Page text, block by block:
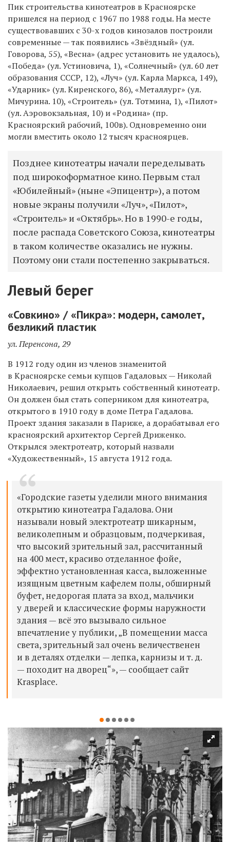
Пик строительства кинотеатров в Красноярске
пришелся на период с 1967 по 1988 годы. На месте
существовавших с 30-х годов кинозалов построили
современные — так появились «Звёздный» (ул.
Говорова, 55), «Весна» (адрес установить не удалось),
«Победа» (ул. Устиновича, 1), «Солнечный» (ул. 60 лет
образования СССР, 12), «Луч» (ул. Карла Маркса, 149),
«Ударник» (ул. Киренского, 86), «Металлург» (ул.
Мичурина. 10), «Строитель» (ул. Тотмина, 1), «Пилот»
(ул. Аэровокзальная, 10) и «Родина» (пр.
Красноярский рабочий, 100в). Одновременно они
могли вместить около 12 тысяч красноярцев.
Позднее кинотеатры начали переделывать
под широкоформатное кино. Первым стал
«Юбилейный» (ныне «Эпицентр»), а потом
новые экраны получили «Луч», «Пилот»,
«Строитель» и «Октябрь». Но в 1990-е годы,
после распада Советского Союза, кинотеатры
в таком количестве оказались не нужны.
Поэтому они стали постепенно закрываться.
Левый берег
«Совкино» / «Пикра»: модерн, самолет,
безликий пластик
ул. Перенсона, 29
В 1912 году один из членов знаменитой
в Красноярске семьи купцов Гадаловых — Николай
Николаевич, решил открыть собственный кинотеатр.
Он должен был стать соперником для кинотеатра,
открытого в 1910 году в доме Петра Гадалова.
Проект здания заказали в Париже, а дорабатывал его
красноярский архитектор Сергей Дриженко.
Открылся электротеатр, который назвали
«Художественный», 15 августа 1912 года.
«Городские газеты уделили много внимания
открытию кинотеатра Гадалова. Они
называли новый электротеатр шикарным,
великолепным и образцовым, подчеркивая,
что высокий зрительный зал, рассчитанный
на 400 мест, красиво отделанное фойе,
эффектно установленная касса, выложенные
изящным цветным кафелем полы, обширный
буфет, недорогая плата за вход, мальчики
у дверей и классические формы наружности
здания — всё это вызывало сильное
впечатление у публики, „В помещении масса
света, зрительный зал очень величественен
и в деталях отделки — лепка, карнизы и т. д.
— походит на дворец“», — сообщает сайт
Krasplace.